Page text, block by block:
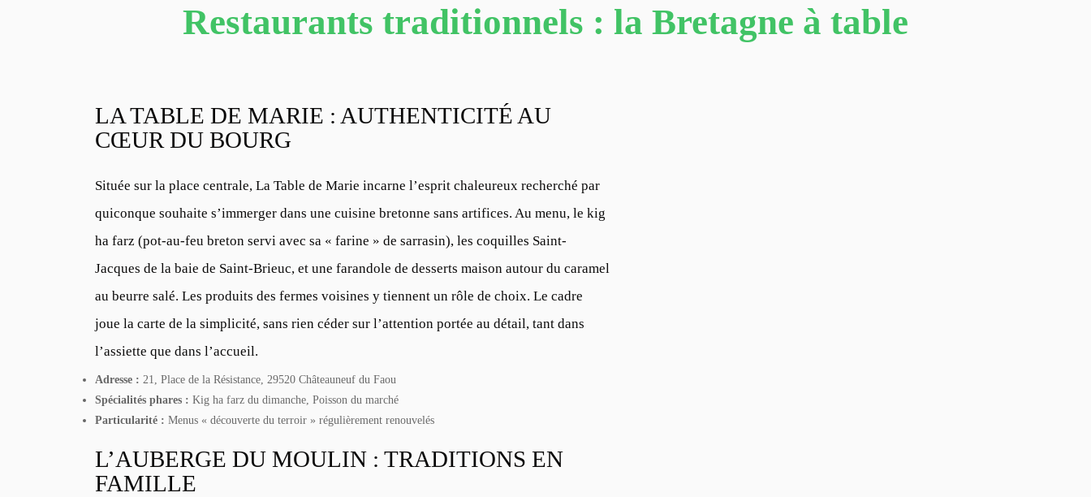
Restaurants traditionnels : la Bretagne à table
LA TABLE DE MARIE : AUTHENTICITÉ AU
CŒUR DU BOURG
Située sur la place centrale, La Table de Marie incarne l’esprit chaleureux recherché par
quiconque souhaite s’immerger dans une cuisine bretonne sans artifices. Au menu, le kig
ha farz (pot-au-feu breton servi avec sa « farine » de sarrasin), les coquilles Saint-
Jacques de la baie de Saint-Brieuc, et une farandole de desserts maison autour du caramel
au beurre salé. Les produits des fermes voisines y tiennent un rôle de choix. Le cadre
joue la carte de la simplicité, sans rien céder sur l’attention portée au détail, tant dans
l’assiette que dans l’accueil.
Adresse : 21, Place de la Résistance, 29520 Châteauneuf du Faou
Spécialités phares : Kig ha farz du dimanche, Poisson du marché
Particularité : Menus « découverte du terroir » régulièrement renouvelés
L’AUBERGE DU MOULIN : TRADITIONS EN
FAMILLE